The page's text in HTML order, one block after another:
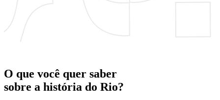
O que você quer saber
sobre a história do Rio?